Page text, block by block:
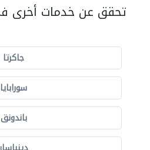
تحقق عن خدمات أخرى
جاكرتا
سورابايا
باندونق